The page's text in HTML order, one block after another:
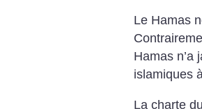
Le Hamas
Hamas n’a
islamiques
La charte